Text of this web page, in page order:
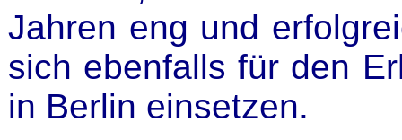
Jahren eng und
sich ebenfalls für den
in Berlin einsetzen.